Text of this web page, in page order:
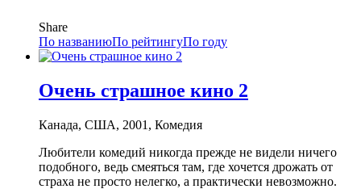
Share
По названиюПо рейтингуПо году
Очень страшное кино 2
Канада, США, 2001, Комедия
Любители комедий никогда прежде не видели ничего
подобного, ведь смеяться там, где хочется дрожать от
страха не просто нелегко, а практически невозможно.